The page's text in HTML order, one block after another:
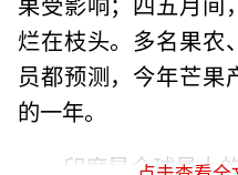
烂在枝头。多名果农
员都预测，今年芒果
的一年。
印度是全球最大